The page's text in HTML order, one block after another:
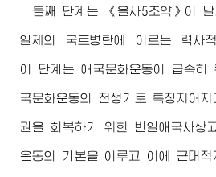
둘째 단계는 《을사5조약》이
일제의 국토병탄에 이르는 력사
이 단계는 애국문화운동이 급속히
국문화운동의 전성기로 특징지어
권을 회복하기 위한 반일애국사상
운동의 기본을 이루고 이에 근대적